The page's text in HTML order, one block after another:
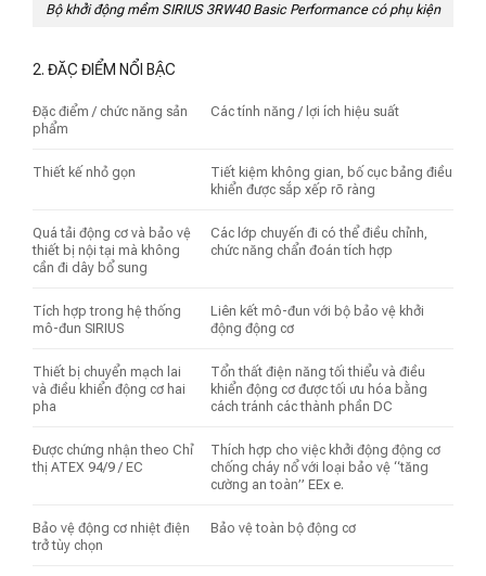
Bộ khởi động mềm SIRIUS 3RW40 Basic Performance có phụ kiện
2. ĐẶC ĐIỂM NỔI BẬC
Đặc điểm / chức năng sản
phẩm
Các tính năng / lợi ích hiệu suất
Thiết kế nhỏ gọn
Tiết kiệm không gian, bố cục bảng điều
khiển được sắp xếp rõ ràng
Quá tải động cơ và bảo vệ
thiết bị nội tại mà không
cần đi dây bổ sung
Các lớp chuyến đi có thể điều chỉnh,
chức năng chẩn đoán tích hợp
Tích hợp trong hệ thống
mô-đun SIRIUS
Liên kết mô-đun với bộ bảo vệ khởi
động động cơ
Thiết bị chuyển mạch lai
và điều khiển động cơ hai
pha
Tổn thất điện năng tối thiểu và điều
khiển động cơ được tối ưu hóa bằng
cách tránh các thành phần DC
Được chứng nhận theo Chỉ
thị ATEX 94/9 / EC
Thích hợp cho việc khởi động động cơ
chống cháy nổ với loại bảo vệ “tăng
cường an toàn” EEx e.
Bảo vệ động cơ nhiệt điện
trở tùy chọn
Bảo vệ toàn bộ động cơ